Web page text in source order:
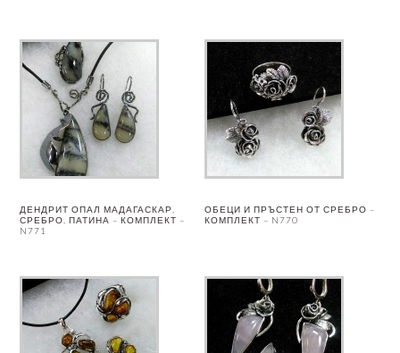
ДЕНДРИТ ОПАЛ МАДАГАСКАР,
СРЕБРО, ПАТИНА – КОМПЛЕКТ –
N771
ОБЕЦИ И ПРЪСТЕН ОТ СРЕБРО –
КОМПЛЕКТ – N770